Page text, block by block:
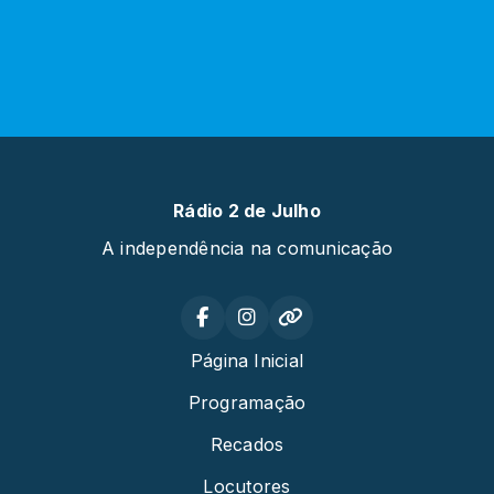
Rádio 2 de Julho
A independência na comunicação
Página Inicial
Programação
Recados
Locutores